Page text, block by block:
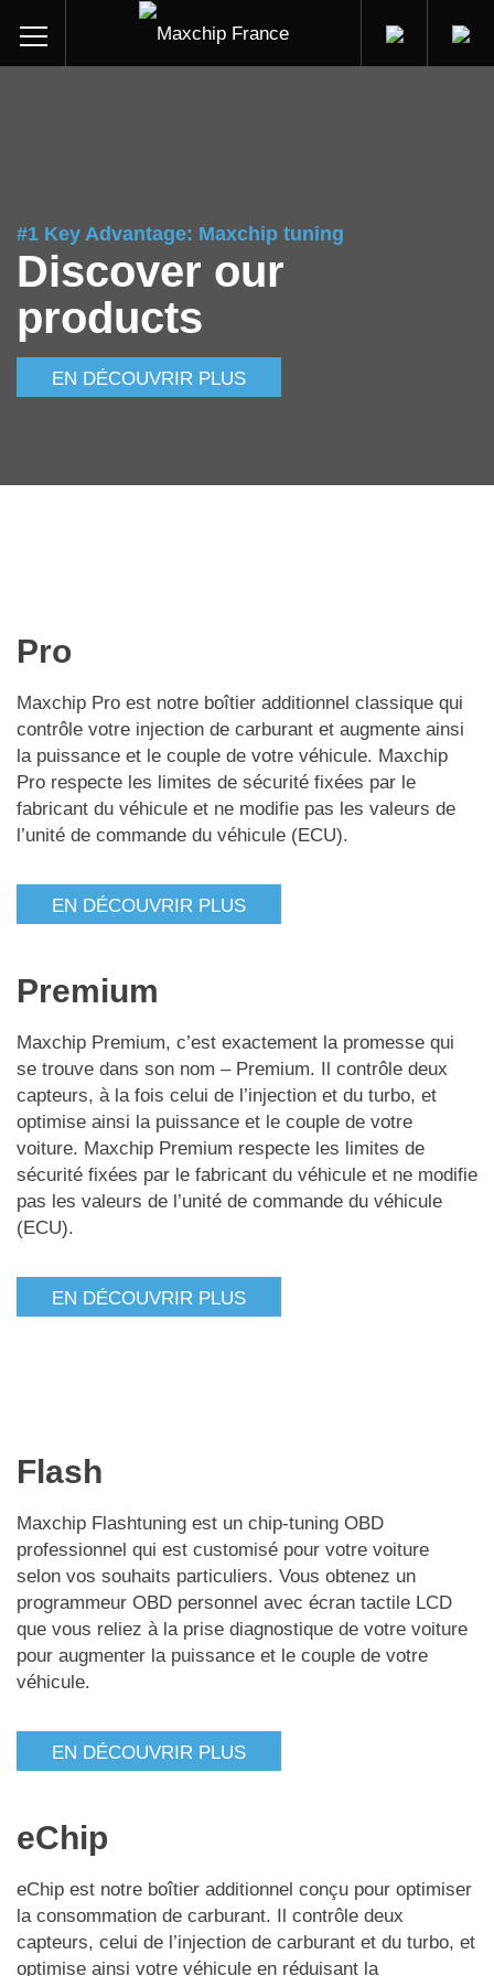
#1 Key Advantage: Maxchip tuning
Discover our
products
EN DÉCOUVRIR PLUS
Pro
Maxchip Pro est notre boîtier additionnel classique qui
contrôle votre injection de carburant et augmente ainsi
la puissance et le couple de votre véhicule. Maxchip
Pro respecte les limites de sécurité fixées par le
fabricant du véhicule et ne modifie pas les valeurs de
l’unité de commande du véhicule (ECU).
EN DÉCOUVRIR PLUS
Premium
Maxchip Premium, c’est exactement la promesse qui
se trouve dans son nom – Premium. Il contrôle deux
capteurs, à la fois celui de l’injection et du turbo, et
optimise ainsi la puissance et le couple de votre
voiture. Maxchip Premium respecte les limites de
sécurité fixées par le fabricant du véhicule et ne modifie
pas les valeurs de l’unité de commande du véhicule
(ECU).
EN DÉCOUVRIR PLUS
Flash
Maxchip Flashtuning est un chip-tuning OBD
professionnel qui est customisé pour votre voiture
selon vos souhaits particuliers. Vous obtenez un
programmeur OBD personnel avec écran tactile LCD
que vous reliez à la prise diagnostique de votre voiture
pour augmenter la puissance et le couple de votre
véhicule.
EN DÉCOUVRIR PLUS
eChip
eChip est notre boîtier additionnel conçu pour optimiser
la consommation de carburant. Il contrôle deux
capteurs, celui de l’injection de carburant et du turbo, et
optimise ainsi votre véhicule en réduisant la